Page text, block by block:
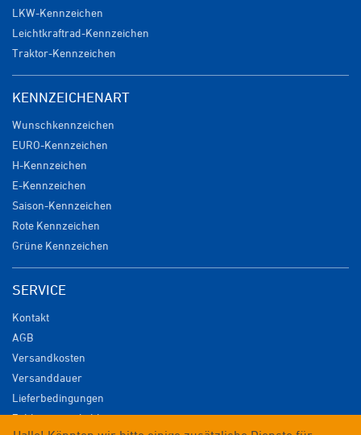
LKW-Kennzeichen
Leichtkraftrad-Kennzeichen
Traktor-Kennzeichen
KENNZEICHENART
Wunschkennzeichen
EURO-Kennzeichen
H-Kennzeichen
E-Kennzeichen
Saison-Kennzeichen
Rote Kennzeichen
Grüne Kennzeichen
SERVICE
Kontakt
AGB
Versandkosten
Versanddauer
Lieferbedingungen
Zahlungsmöglichkeiten